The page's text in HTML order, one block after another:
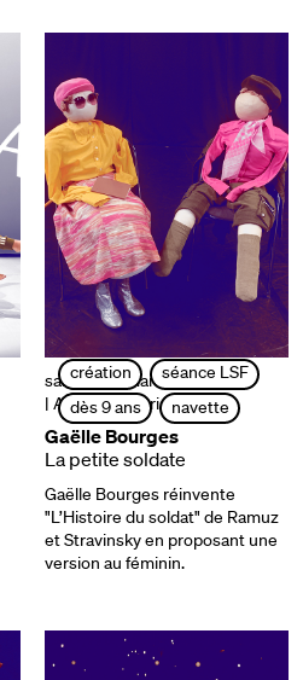
création
séance LSF
dès 9 ans
navette
samedi 29 mars | 17h
| Atelier de Paris / CDCN
Gaëlle Bourges
La petite soldate
Gaëlle Bourges réinvente
"L’Histoire du soldat" de Ramuz
et Stravinsky en proposant une
version au féminin.